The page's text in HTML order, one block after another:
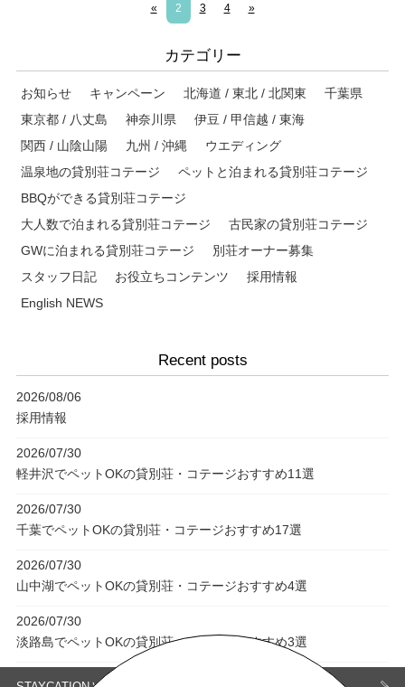
« 2 3 4 »
カテゴリー
お知らせ キャンペーン 北海道 / 東北 / 北関東
千葉県
東京都 / 八丈島
神奈川県
伊豆 / 甲信越 / 東海
関西 / 山陰山陽
九州 / 沖縄
ウエディング
温泉地の貸別荘コテージ
ペットと泊まれる貸別荘コテージ
BBQができる貸別荘コテージ
大人数で泊まれる貸別荘コテージ
古民家の貸別荘コテージ
GWに泊まれる貸別荘コテージ
別荘オーナー募集
スタッフ日記
お役立ちコンテンツ
採用情報
English NEWS
Recent posts
2026/08/06
採用情報
2026/07/30
軽井沢でペットOKの貸別荘・コテージおすすめ11選
2026/07/30
千葉でペットOKの貸別荘・コテージおすすめ17選
2026/07/30
山中湖でペットOKの貸別荘・コテージおすすめ4選
2026/07/30
淡路島でペットOKの貸別荘・コテージおすすめ3選